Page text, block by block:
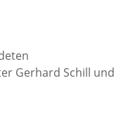
Gerhard Schill und